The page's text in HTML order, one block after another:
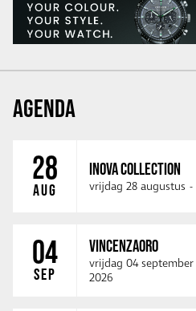
AGENDA
28
AUG
INOVA COLLECTION
vrijdag 28 augustus -
04
SEP
VINCENZAORO
vrijdag 04 september
2026